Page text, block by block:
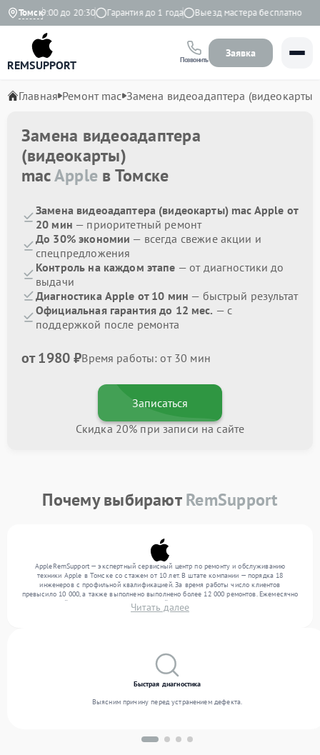
Томск
с 9:00 до 20:30 Гарантия до 1 года Выезд мастера бесплатно
REMSUPPORT Позвонить
Заявка
Главная Ремонт mac Замена видеоадаптера (видеокарты)
Замена видеоадаптера
(видеокарты)
macApple в Томске
Замена видеоадаптера (видеокарты) mac Apple от
20 мин — приоритетный ремонт
До 30% экономии — всегда свежие акции и
спецпредложения
Контроль на каждом этапе — от диагностики до
выдачи
Диагностика Apple от 10 мин — быстрый результат
Официальная гарантия до 12 мес. — с
поддержкой после ремонта
от 1980 ₽Время работы: от 30 мин
Записаться
Скидка 20% при записи на сайте
Почему выбираютRemSupport
AppleRemSupport — экспертный сервисный центр по ремонту и обслуживанию
техники Apple в Томске со стажем от 10 лет. В штате компании — порядка 18
инженеров с профильной квалификацией. За время работы число клиентов
превысило 10 000, а также выполнено выполнено более 12 000 ремонтов. Ежемесячно
в сервисный центр поступает от 300 устройств, включая , , . Мы выполняем ремонт
различного уровня сложности и гарантируем высокое качество обслуживания
Читать далее
Быстрая диагностика
Выясним причину перед устранением дефекта.